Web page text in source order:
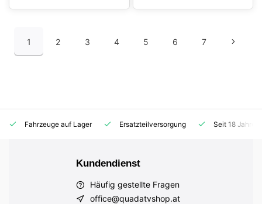
1 2 3 4 5 6 7
Fahrzeuge auf Lager Ersatzteilversorgung Seit 18
Kundendienst
Häufig gestellte Fragen
office@quadatvshop.at